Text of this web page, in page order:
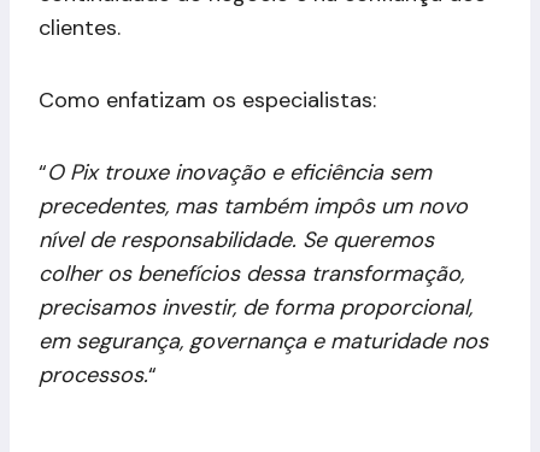
clientes.
Como enfatizam os especialistas:
“O Pix trouxe inovação e eficiência sem
precedentes, mas também impôs um novo
nível de responsabilidade. Se queremos
colher os benefícios dessa transformação,
precisamos investir, de forma proporcional,
em segurança, governança e maturidade nos
processos.“